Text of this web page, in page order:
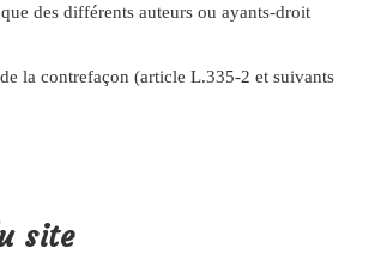
des différents auteurs ou ayants-droit
la contrefaçon (article L.335-2 et suivants
site